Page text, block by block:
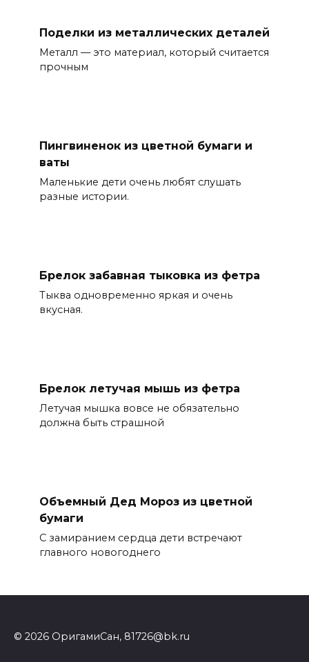
Поделки из металлических деталей
Металл — это материал, который считается
прочным
Пингвиненок из цветной бумаги и
ваты
Маленькие дети очень любят слушать
разные истории.
Брелок забавная тыковка из фетра
Тыква одновременно яркая и очень
вкусная.
Брелок летучая мышь из фетра
Летучая мышка вовсе не обязательно
должна быть страшной
Объемный Дед Мороз из цветной
бумаги
С замиранием сердца дети встречают
главного новогоднего
© 2026 ОригамиСан, 81726@bk.ru